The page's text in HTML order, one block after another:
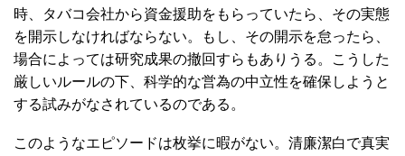
時、タバコ会社から資金援助をもらっていたら、その実態
を開示しなければならない。もし、その開示を怠ったら、
場合によっては研究成果の撤回すらもありうる。こうした
厳しいルールの下、科学的な営為の中立性を確保しようと
する試みがなされているのである。
このようなエピソードは枚挙に暇がない。清廉潔白で真実